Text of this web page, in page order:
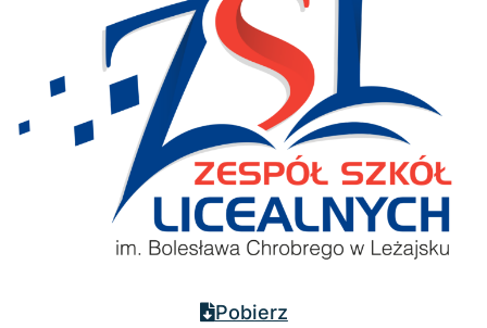
Pobierz